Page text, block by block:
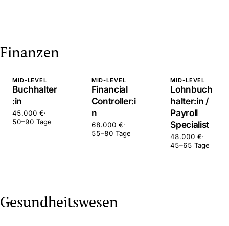
Finanzen
MID-LEVEL
Buchhalter
:in
45.000 €·
50–90 Tage
MID-LEVEL
Financial
Controller:i
n
68.000 €·
55–80 Tage
MID-LEVEL
Lohnbuch
halter:in /
Payroll
Specialist
48.000 €·
45–65 Tage
Gesundheitswesen